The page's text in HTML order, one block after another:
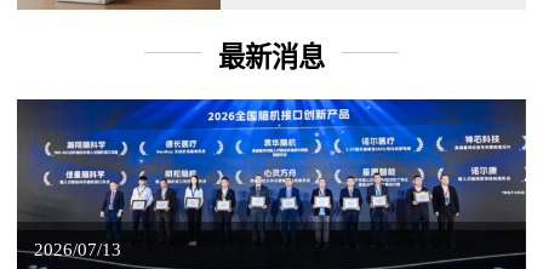
最新消息
2026/07/13